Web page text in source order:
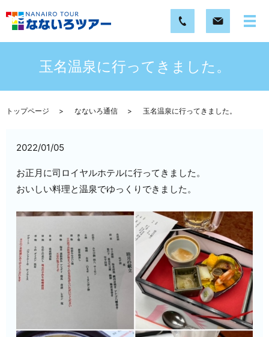
玉名温泉に行ってきました。
トップページ なないろ通信 玉名温泉に行ってきました。
2022/01/05
お正月に司ロイヤルホテルに行ってきました。
おいしい料理と温泉でゆっくりできました。